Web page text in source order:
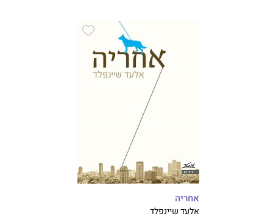
אחריה
אלעד שיינפלד